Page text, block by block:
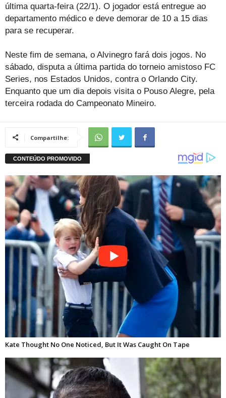
última quarta-feira (22/1). O jogador está entregue ao
departamento médico e deve demorar de 10 a 15 dias
para se recuperar.
Neste fim de semana, o Alvinegro fará dois jogos. No
sábado, disputa a última partida do torneio amistoso FC
Series, nos Estados Unidos, contra o Orlando City.
Enquanto que um dia depois visita o Pouso Alegre, pela
terceira rodada do Campeonato Mineiro.
Compartilhe: